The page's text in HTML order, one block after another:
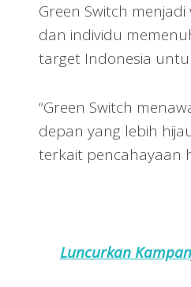
Green Switch
dan individu
target Indonesia
“Green Switch
depan yang lebih
terkait pencahayaan
Luncurkan